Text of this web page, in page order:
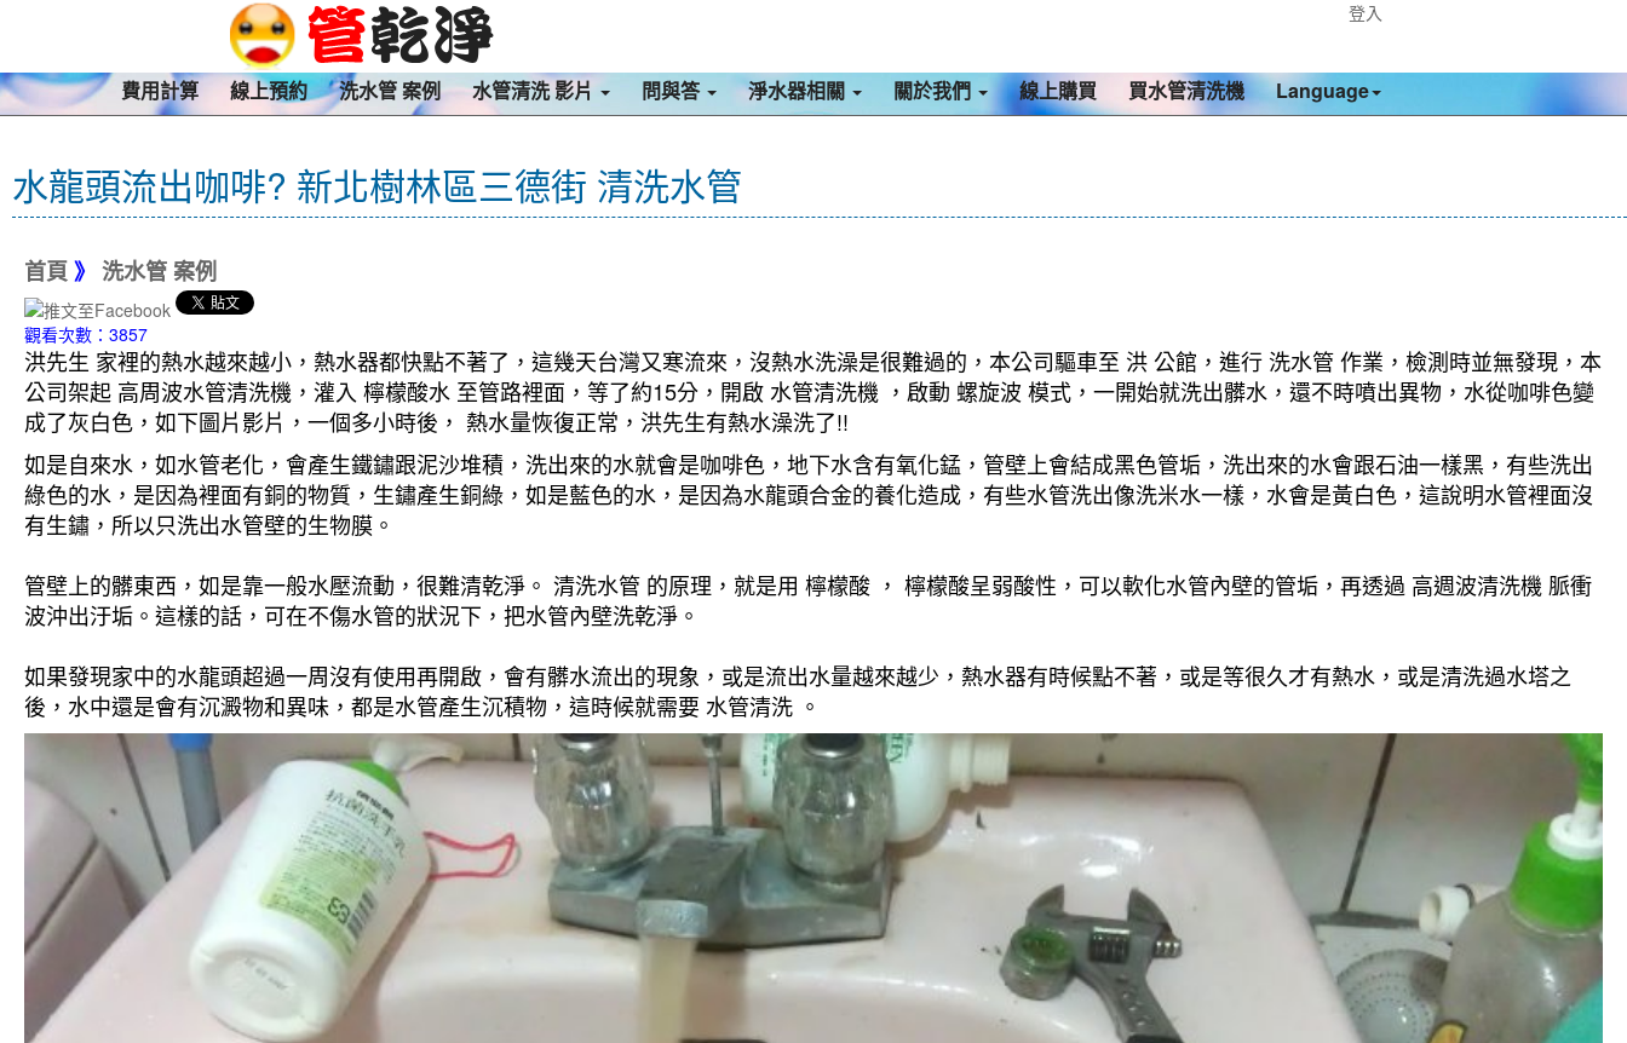
登入
費用計算 線上預約 洗水管 案例 水管清洗 影片 問與答 淨水器相關 關於我們 線上購買 買水管清洗機 Language
水龍頭流出咖啡? 新北樹林區三德街 清洗水管
首頁 》 洗水管 案例
觀看次數：3857
洪先生 家裡的熱水越來越小，熱水器都快點不著了，這幾天台灣又寒流來，沒熱水洗澡是很難過的，本公司驅車至 洪 公館，進行 洗水管 作業，檢測時並無發現，本
公司架起 高周波水管清洗機，灌入 檸檬酸水 至管路裡面，等了約15分，開啟 水管清洗機 ，啟動 螺旋波 模式，一開始就洗出髒水，還不時噴出異物，水從咖啡色變
成了灰白色，如下圖片影片，一個多小時後， 熱水量恢復正常，洪先生有熱水澡洗了!!
如是自來水，如水管老化，會產生鐵鏽跟泥沙堆積，洗出來的水就會是咖啡色，地下水含有氧化錳，管壁上會結成黑色管垢，洗出來的水會跟石油一樣黑，有些洗出
綠色的水，是因為裡面有銅的物質，生鏽產生銅綠，如是藍色的水，是因為水龍頭合金的養化造成，有些水管洗出像洗米水一樣，水會是黃白色，這說明水管裡面沒
有生鏽，所以只洗出水管壁的生物膜。
管壁上的髒東西，如是靠一般水壓流動，很難清乾淨。 清洗水管 的原理，就是用 檸檬酸 ， 檸檬酸呈弱酸性，可以軟化水管內壁的管垢，再透過 高週波清洗機 脈衝
波沖出汙垢。這樣的話，可在不傷水管的狀況下，把水管內壁洗乾淨。
如果發現家中的水龍頭超過一周沒有使用再開啟，會有髒水流出的現象，或是流出水量越來越少，熱水器有時候點不著，或是等很久才有熱水，或是清洗過水塔之
後，水中還是會有沉澱物和異味，都是水管產生沉積物，這時候就需要 水管清洗 。